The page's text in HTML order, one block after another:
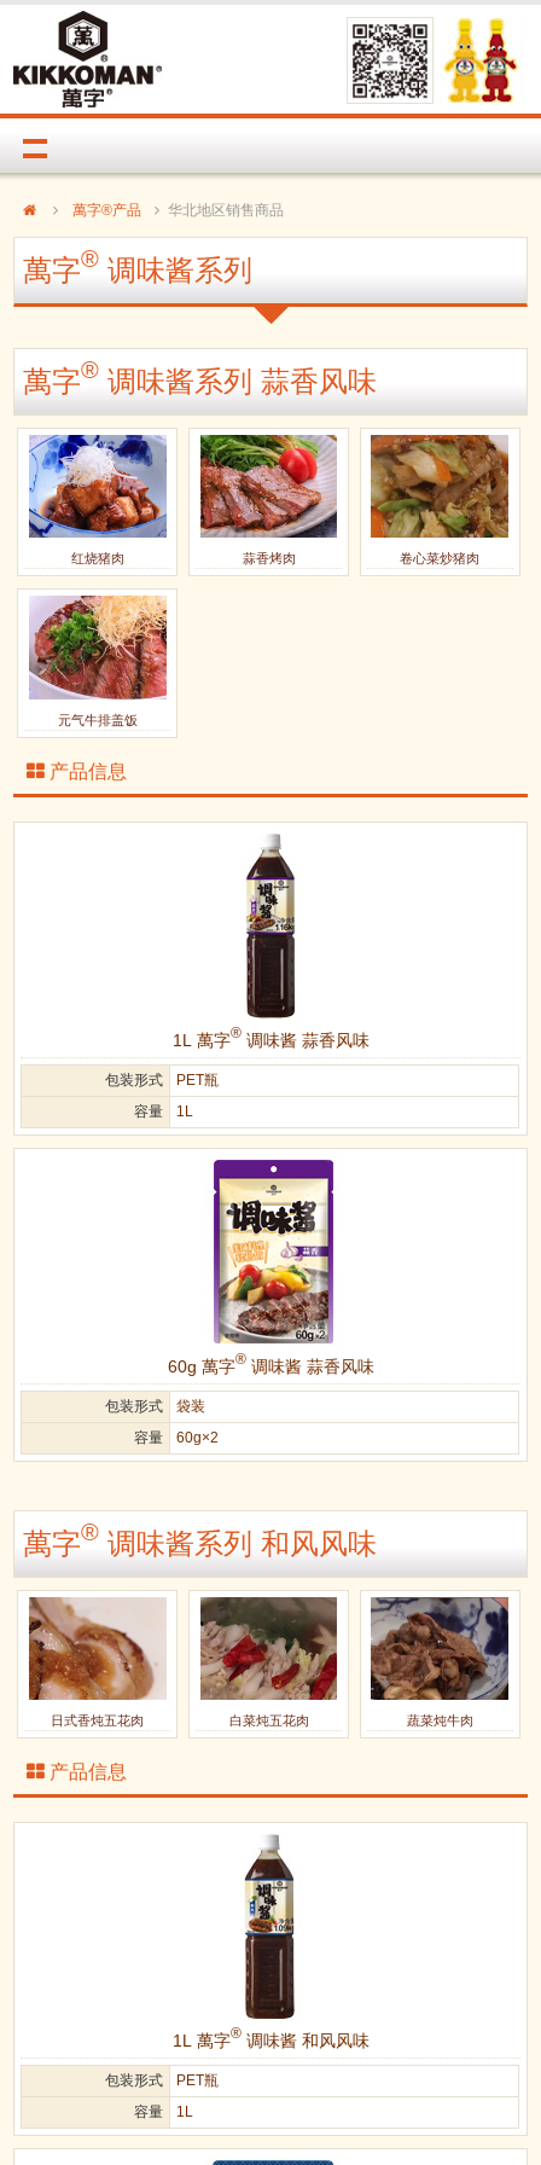
萬字®产品 华北地区销售商品
萬字® 调味酱系列
萬字® 调味酱系列 蒜香风味
红烧猪肉 蒜香烤肉 卷心菜炒猪肉
元气牛排盖饭
产品信息
1L 萬字®调味酱 蒜香风味
包装形式 PET瓶
容量 1L
60g 萬字®调味酱 蒜香风味
包装形式 袋装
容量 60g×2
萬字® 调味酱系列 和风风味
日式香炖五花肉 白菜炖五花肉 蔬菜炖牛肉
产品信息
1L 萬字®调味酱 和风风味
包装形式 PET瓶
容量 1L